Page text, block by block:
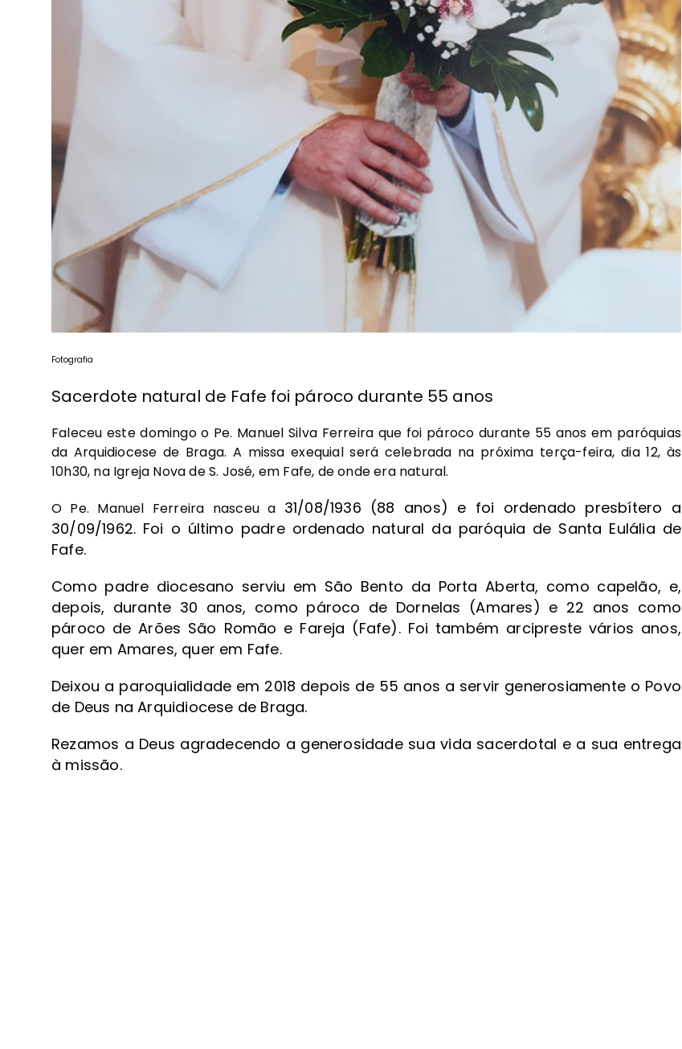
Fotografia
Sacerdote natural de Fafe foi pároco durante 55 anos
Faleceu este domingo o Pe. Manuel Silva Ferreira que foi pároco durante 55 anos em paróquias
da Arquidiocese de Braga. A missa exequial será celebrada na próxima terça-feira, dia 12, às
10h30, na Igreja Nova de S. José, em Fafe, de onde era natural.
O Pe. Manuel Ferreira nasceu a 31/08/1936 (88 anos) e foi ordenado presbítero a
30/09/1962. Foi o último padre ordenado natural da paróquia de Santa Eulália de
Fafe.
Como padre diocesano serviu em São Bento da Porta Aberta, como capelão, e,
depois, durante 30 anos, como pároco de Dornelas (Amares) e 22 anos como
pároco de Arões São Romão e Fareja (Fafe). Foi também arcipreste vários anos,
quer em Amares, quer em Fafe.
Deixou a paroquialidade em 2018 depois de 55 anos a servir generosiamente o Povo
de Deus na Arquidiocese de Braga.
Rezamos a Deus agradecendo a generosidade sua vida sacerdotal e a sua entrega
à missão.